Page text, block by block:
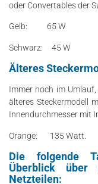
oder Convertables der
Gelb: 65 W
Schwarz: 45 W
Älteres
Immer noch im
älteres Steckermodell
Innendurchmesser mit
Orange: 135 Watt.
Die folgende
Überblick über
Netzteilen: